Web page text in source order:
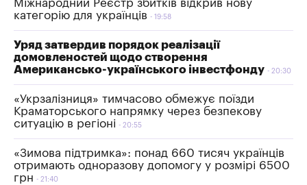
Міжнародний Реєстр збитків відкрив нову
категорію для українців
19:58
Уряд затвердив порядок реалізації
домовленостей щодо створення
Американсько-українського інвестфонду
20:30
«Укрзалізниця» тимчасово обмежує поїзди
Краматорського напрямку через безпекову
ситуацію в регіоні
20:55
«Зимова підтримка»: понад 660 тисяч українців
отримають одноразову допомогу у розмірі 6500
грн
21:40